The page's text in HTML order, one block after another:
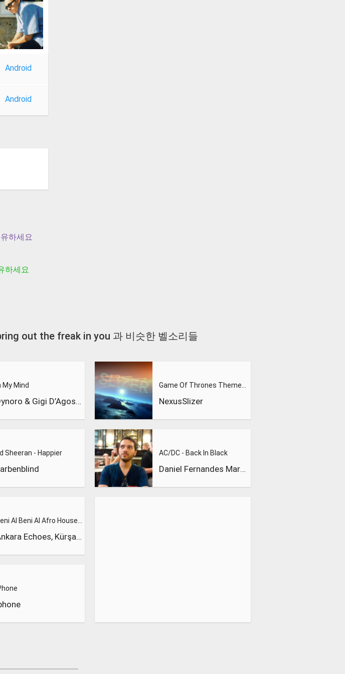
Android
Android
하세요
하세요
out the freak in you 과 비슷한 벨소리들
My Mind
Dynoro & Gigi D’Agostino
Sheeran - Happier
Ankara Echoes, Kürşad Kahraman
NexusSlizer
AC/DC - Back In Black
Daniel Fernandes Martins